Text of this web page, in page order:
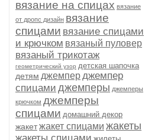
вязание на спицах вязание
от дропс дизайн вязание
спицами вязание спицами
и крючком вязаный пуловер
вязаный трикотаж
геометрический узор детская шапочка
детям джемперджемпер
спицами джемперы джемперы
крючком джемперы
спицами домашний декор
жакетжакет спицами жакеты